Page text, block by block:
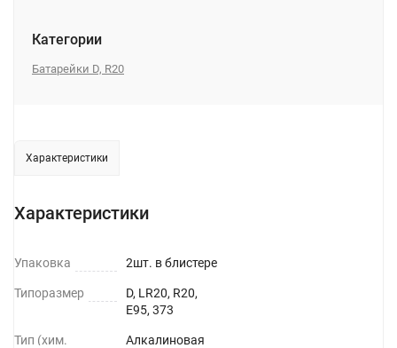
Категории
Батарейки D, R20
Характеристики
Характеристики
Упаковка 2шт. в блистере
Типоразмер
D, LR20, R20,
E95, 373
Тип (хим.
Алкалиновая